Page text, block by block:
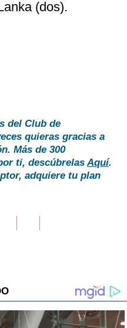
(dos).
del Club de
quieras gracias a
Más de 300
ti, descúbrelasAquí.
adquiere tu plan